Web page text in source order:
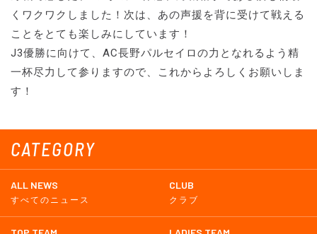
CATEGORY
ALL NEWS
すべてのニュース
CLUB
クラブ
くワクワクしました！次は、あの声援を背に受けて戦える
ことをとても楽しみにしています！
J3優勝に向けて、AC長野パルセイロの力となれるよう精
一杯尽力して参りますので、これからよろしくお願いしま
す！